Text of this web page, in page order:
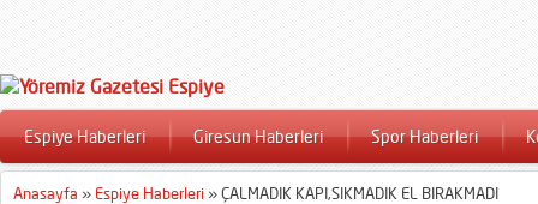
Espiye Haberleri Giresun Haberleri Spor Haberleri
Anasayfa » Espiye Haberleri »ÇALMADIK KAPI,SIKMADIK EL BIRAKMADI